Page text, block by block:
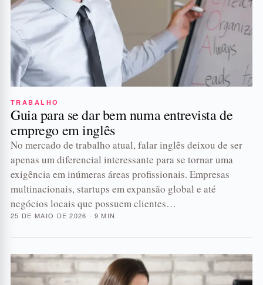
TRABALHO
Guia para se dar bem numa entrevista de
emprego em inglês
No mercado de trabalho atual, falar inglês deixou de ser
apenas um diferencial interessante para se tornar uma
exigência em inúmeras áreas profissionais. Empresas
multinacionais, startups em expansão global e até
negócios locais que possuem clientes…
25 DE MAIO DE 2026 · 9 MIN